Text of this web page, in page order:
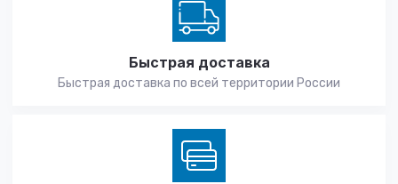
Быстрая доставка
Быстрая доставка по всей территории России